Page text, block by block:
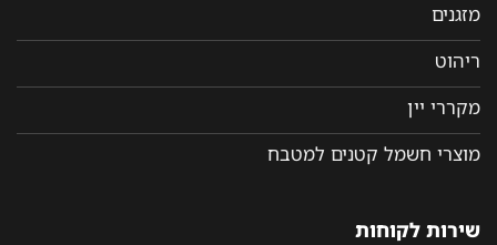
מזגנים
ריהוט
מקררי יין
מוצרי חשמל קטנים למטבח
שירות לקוחות